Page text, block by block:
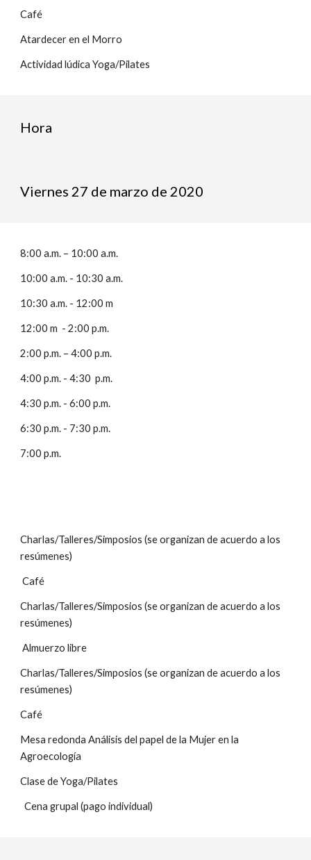
Café
Atardecer en el Morro
Actividad lúdica Yoga/Pilates
Hora
Viernes 27 de marzo de 2020
8:00 a.m. – 10:00 a.m.
10:00 a.m. - 10:30 a.m.
10:30 a.m. - 12:00 m
12:00 m  - 2:00 p.m.
2:00 p.m. – 4:00 p.m.
4:00 p.m. - 4:30  p.m.
4:30 p.m. - 6:00 p.m.
6:30 p.m. - 7:30 p.m.
7:00 p.m.
Charlas/Talleres/Simposios (se organizan de acuerdo a los
resúmenes)
Café
Charlas/Talleres/Simposios (se organizan de acuerdo a los
resúmenes)
Almuerzo libre
Charlas/Talleres/Simposios (se organizan de acuerdo a los
resúmenes)
Café
Mesa redonda Análisis del papel de la Mujer en la
Agroecología
Clase de Yoga/Pilates
  Cena grupal (pago individual)